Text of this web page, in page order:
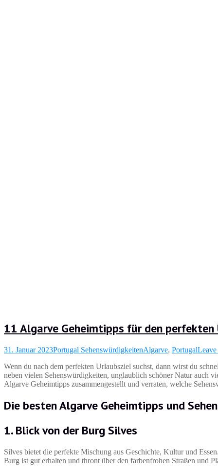
11 Algarve Geheimtipps für den
31. Januar 2023Portugal SehenswürdigkeitenAlgarve, PortugalLeave
Wenn du nach dem perfekten Urlaubsziel suchst, dann wirst du
neben vielen Sehenswürdigkeiten, unglaublich schöner Natur auch
Algarve Geheimtipps zusammengestellt und verraten, welche
Die bestenAlgarve Geheimtipps und
1.Blick von der Burg Silves
Silves bietet die perfekte Mischung aus Geschichte, Kultur und
Burg ist gut erhalten und thront über den farbenfrohen Straßen und